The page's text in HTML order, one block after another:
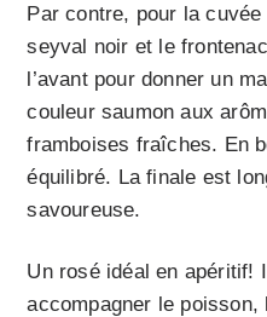
Par contre, pour la
seyval noir et le
l’avant pour donner un
couleur saumon aux
framboises fraîches. En
équilibré. La finale est
savoureuse.
Un rosé idéal en apéritif!
accompagner le